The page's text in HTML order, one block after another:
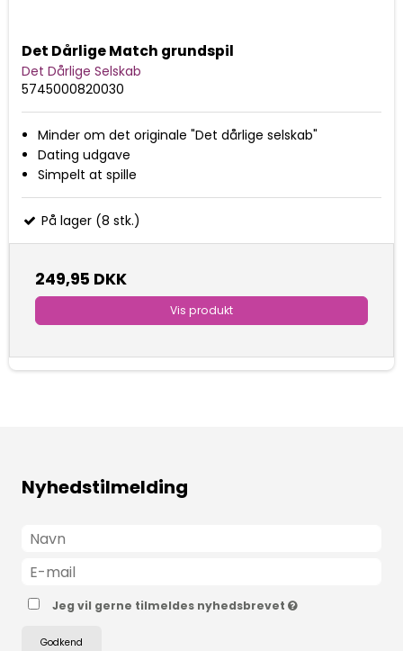
Det Dårlige Match grundspil
Det Dårlige Selskab
5745000820030
Minder om det originale "Det dårlige selskab"
Dating udgave
Simpelt at spille
På lager (8 stk.)
249,95 DKK
Vis produkt
Nyhedstilmelding
Jeg vil gerne tilmeldes nyhedsbrevet
Godkend